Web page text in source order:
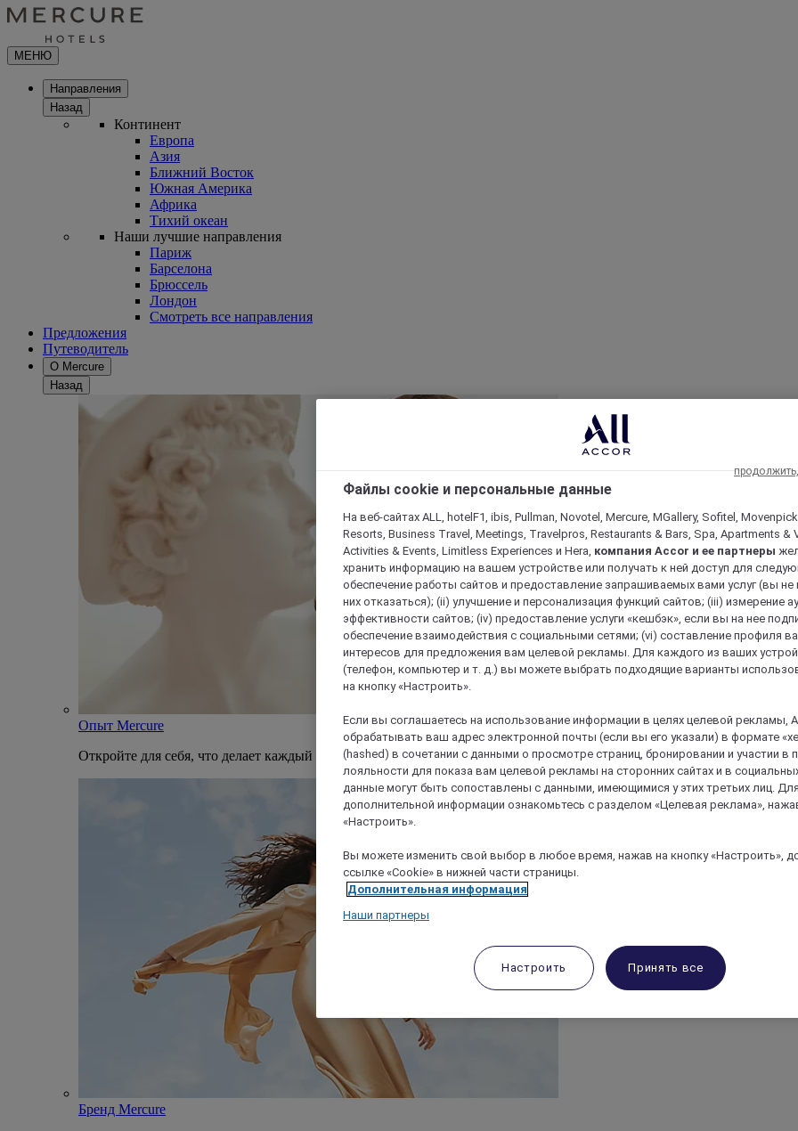
МЕНЮ
Направления
Назад
Континент
Европа
Азия
Ближний Восток
Южная Америка
Африка
Тихий океан
Наши лучшие направления
Париж
Барселона
Брюссель
Лондон
Смотреть все направления
Предложения
Путеводитель
О Mercure
Назад
Опыт Mercure
Откройте для себя, что делает каждый отель Mercure и пребывание в нем уникальным
Бренд Mercure
Файлы cookie и персональные данные
На веб-сайтах ALL, hotelF1, ibis, Pullman, Novotel, Mercure, MGallery, Sofitel,
Resorts, Business Travel, Meetings, Travelpros, Restaurants & Bars, Spa, Apartments &
Activities & Events, Limitless Experiences и Hera, компания Accor и ее партнеры
хранить информацию на вашем устройстве или получать к ней доступ для
обеспечение работы сайтов и предоставление запрашиваемых вами услуг (вы
них отказаться); (ii) улучшение и персонализация функций сайтов; (iii) измерение
эффективности сайтов; (iv) предоставление услуги «кешбэк», если вы на нее
обеспечение взаимодействия с социальными сетями; (vi) составление профиля
интересов для предложения вам целевой рекламы. Для каждого из ваших
(телефон, компьютер и т. д.) вы можете выбрать подходящие варианты
на кнопку «Настроить».
Если вы соглашаетесь на использование информации в целях целевой рекламы,
обрабатывать ваш адрес электронной почты (если вы его указали) в формате
(hashed) в сочетании с данными о просмотре страниц, бронировании и участии в
лояльности для показа вам целевой рекламы на сторонних сайтах и в
данные могут быть сопоставлены с данными, имеющимися у этих третьих лиц.
дополнительной информации ознакомьтесь с разделом «Целевая реклама»,
«Настроить».
Вы можете изменить свой выбор в любое время, нажав на кнопку «Настроить»,
ссылке «Cookie» в нижней части страницы.
Дополнительная информация
Наши партнеры
Настроить Принять все